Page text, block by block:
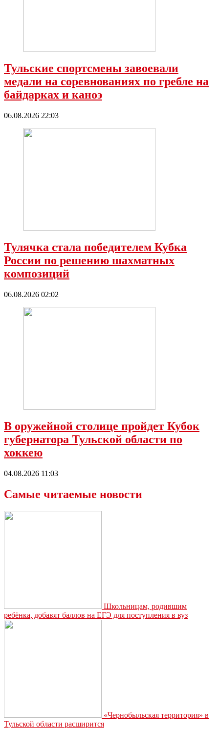
Тульские спортсмены завоевали
медали на соревнованиях по гребле на
байдарках и каноэ
06.08.2026 22:03
Тулячка стала победителем Кубка
России по решению шахматных
композиций
06.08.2026 02:02
В оружейной столице пройдет Кубок
губернатора Тульской области по
хоккею
04.08.2026 11:03
Самые читаемые новости
Школьницам, родившим
ребёнка, добавят баллов на ЕГЭ для поступления в вуз
«Чернобыльская территория» в
Тульской области расширится